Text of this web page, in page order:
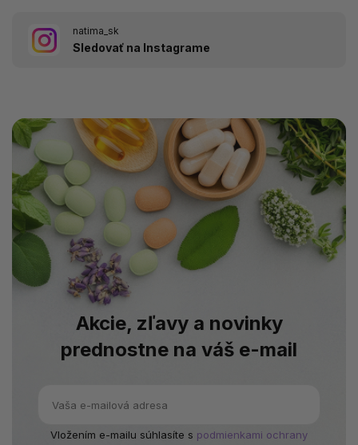
natima_sk
Sledovať na Instagrame
Akcie, zľavy a novinky
prednostne na váš e-mail
Vložením e-mailu súhlasíte s podmienkami ochrany